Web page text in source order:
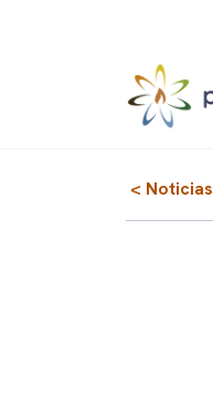
< Noticias